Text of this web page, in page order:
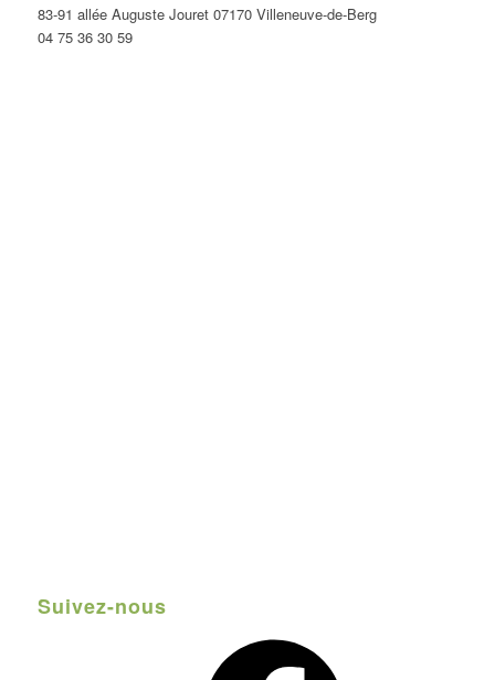
83-91 allée Auguste Jouret 07170 Villeneuve-de-Berg
04 75 36 30 59
Suivez-nous